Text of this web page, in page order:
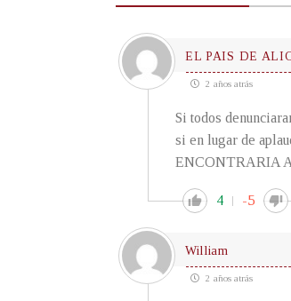
EL PAIS DE
2 años atrás
Si todos
si en lugar de
ENCONTRARIA
4 -5
William
2 años atrás